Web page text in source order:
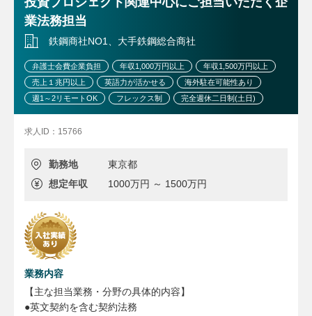
業法務担当
鉄鋼商社NO1、大手鉄鋼総合商社
弁護士会費企業負担 年収1,000万円以上
年収1,500万円以上
売上１兆円以上
英語力が活かせる
海外駐在可能性あり
週1～2リモートOK
フレックス制 完全週休二日制(土日)
求人ID：15766
勤務地
東京都
想定年収
1000万円 ～ 1500万円
業務内容
【主な担当業務・分野の具体的内容】
●英文契約を含む契約法務